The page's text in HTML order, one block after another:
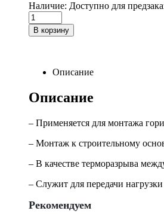
Наличие: Доступно для
Кронштейн
крепежный
усиленный
(1,2мм)
В корзину
Описание
Описание
– Применяется для монтажа
– Монтаж к строительному
– В качестве терморазрыва
– Служит для передачи
Рекомендуем